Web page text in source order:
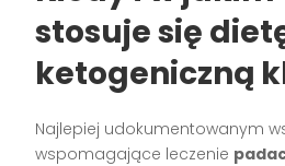
stosuje się
ketogeniczną
Najlepiej udokumentowanym
wspomagające leczenie